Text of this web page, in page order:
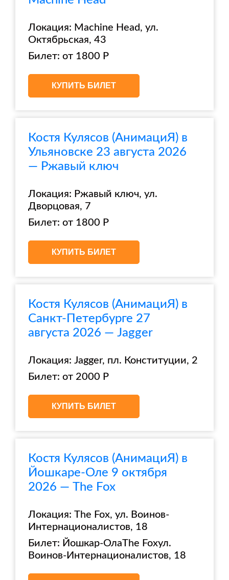
Локация: Machine Head, ул.
Октябрьская, 43
Билет: от 1800 Р
КУПИТЬ БИЛЕТ
Костя Кулясов (АнимациЯ) в
Ульяновске 23 августа 2026
— Ржавый ключ
Локация: Ржавый ключ, ул.
Дворцовая, 7
Билет: от 1800 Р
КУПИТЬ БИЛЕТ
Костя Кулясов (АнимациЯ) в
Санкт-Петербурге 27
августа 2026 — Jagger
Локация: Jagger, пл. Конституции, 2
Билет: от 2000 Р
КУПИТЬ БИЛЕТ
Костя Кулясов (АнимациЯ) в
Йошкаре-Оле 9 октября
2026 — The Fox
Локация: The Fox, ул. Воинов-
Интернационалистов, 18
Билет: Йошкар-ОлаThe Foxул.
Воинов-Интернационалистов, 18